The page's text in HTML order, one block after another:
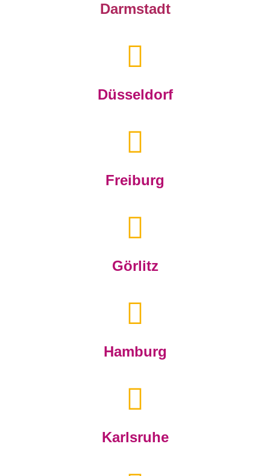
Darmstadt
Düsseldorf
Freiburg
Görlitz
Hamburg
Karlsruhe